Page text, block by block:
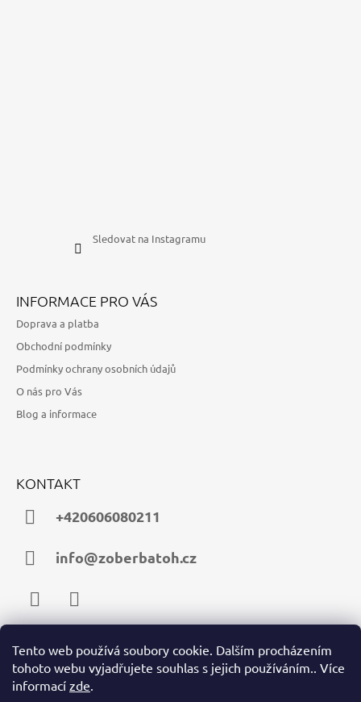
Tento web používá soubory cookie. Dalším procházením
tohoto webu vyjadřujete souhlas s jejich používáním.. Více
informací zde.
Sledovat na Instagramu
INFORMACE PRO VÁS
Doprava a platba
Obchodní podmínky
Podmínky ochrany osobních údajů
O nás pro Vás
Blog a informace
KONTAKT
+420606080211
info@zoberbatoh.cz
FacebookInstagram
PŘIJÍMÁME ONLINE PLATBY